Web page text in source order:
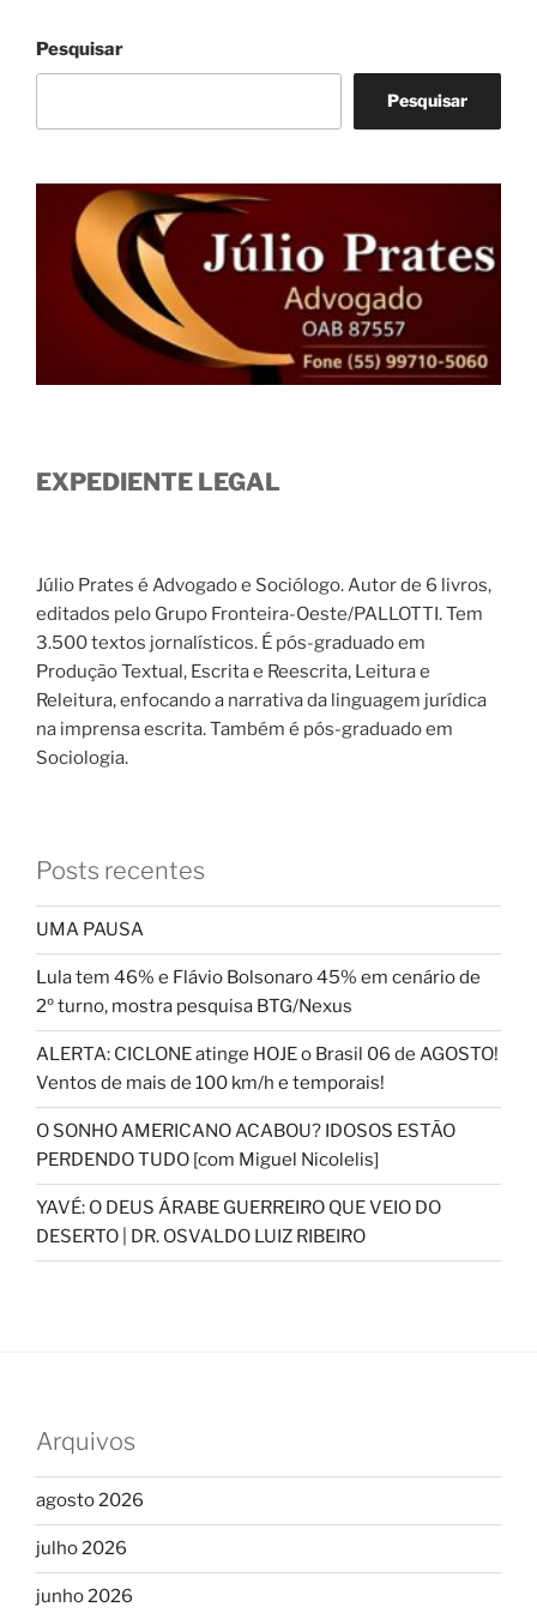
Pesquisar
Pesquisar
EXPEDIENTE LEGAL
Júlio Prates é Advogado e Sociólogo. Autor de 6 livros,
editados pelo Grupo Fronteira-Oeste/PALLOTTI. Tem
3.500 textos jornalísticos. É pós-graduado em
Produção Textual, Escrita e Reescrita, Leitura e
Releitura, enfocando a narrativa da linguagem jurídica
na imprensa escrita. Também é pós-graduado em
Sociologia.
Posts recentes
UMA PAUSA
Lula tem 46% e Flávio Bolsonaro 45% em cenário de
2º turno, mostra pesquisa BTG/Nexus
ALERTA: CICLONE atinge HOJE o Brasil 06 de AGOSTO!
Ventos de mais de 100 km/h e temporais!
O SONHO AMERICANO ACABOU? IDOSOS ESTÃO
PERDENDO TUDO [com Miguel Nicolelis]
YAVÉ: O DEUS ÁRABE GUERREIRO QUE VEIO DO
DESERTO | DR. OSVALDO LUIZ RIBEIRO
Arquivos
agosto 2026
julho 2026
junho 2026